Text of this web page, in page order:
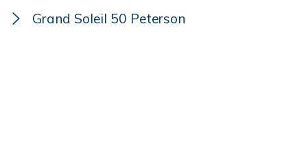
Grand Soleil 50 Peterson